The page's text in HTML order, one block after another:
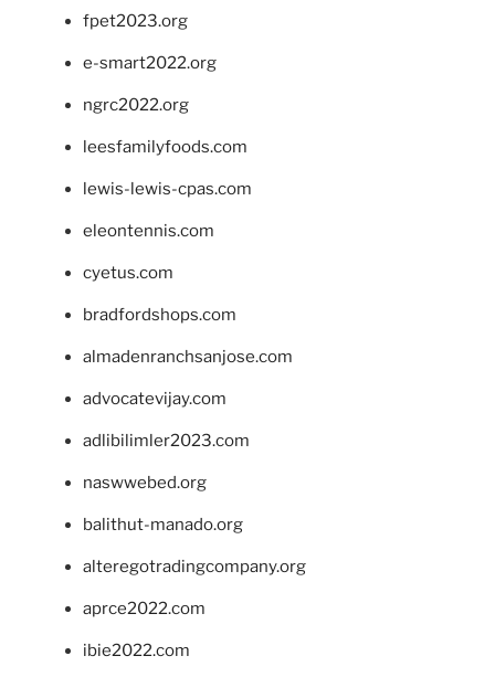
fpet2023.org
e-smart2022.org
ngrc2022.org
leesfamilyfoods.com
lewis-lewis-cpas.com
eleontennis.com
cyetus.com
bradfordshops.com
almadenranchsanjose.com
advocatevijay.com
adlibilimler2023.com
naswwebed.org
balithut-manado.org
alteregotradingcompany.org
aprce2022.com
ibie2022.com